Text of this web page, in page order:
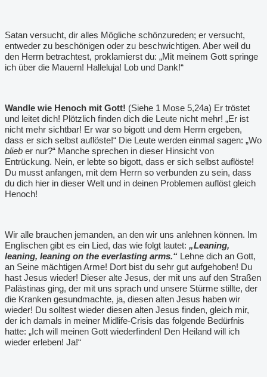
Satan versucht, dir alles Mögliche schönzureden; er versucht,
entweder zu beschönigen oder zu beschwichtigen. Aber weil du
den Herrn betrachtest, proklamierst du: „Mit meinem Gott springe
ich über die Mauern! Halleluja! Lob und Dank!“
Wandle wie Henoch mit Gott! (Siehe 1 Mose 5,24a) Er tröstet
und leitet dich! Plötzlich finden dich die Leute nicht mehr! „Er ist
nicht mehr sichtbar! Er war so bigott und dem Herrn ergeben,
dass er sich selbst auflöste!“ Die Leute werden einmal sagen: „Wo
blieb er nur?“ Manche sprechen in dieser Hinsicht von
Entrückung. Nein, er lebte so bigott, dass er sich selbst auflöste!
Du musst anfangen, mit dem Herrn so verbunden zu sein, dass
du dich hier in dieser Welt und in deinen Problemen auflöst gleich
Henoch!
Wir alle brauchen jemanden, an den wir uns anlehnen können. Im
Englischen gibt es ein Lied, das wie folgt lautet: „Leaning,
leaning, leaning on the everlasting arms.“ Lehne dich an Gott,
an Seine mächtigen Arme! Dort bist du sehr gut aufgehoben! Du
hast Jesus wieder! Dieser alte Jesus, der mit uns auf den Straßen
Palästinas ging, der mit uns sprach und unsere Stürme stillte, der
die Kranken gesundmachte, ja, diesen alten Jesus haben wir
wieder! Du solltest wieder diesen alten Jesus finden, gleich mir,
der ich damals in meiner Midlife-Crisis das folgende Bedürfnis
hatte: „Ich will meinen Gott wiederfinden! Den Heiland will ich
wieder erleben! Ja!“